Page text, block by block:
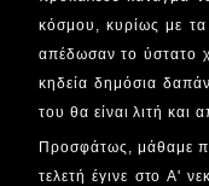
κόσμου, κυρίως με
απέδωσαν το ύστατο
κηδεία δημόσια
του θα είναι λιτή και
Προσφάτως, μάθαμε
τελετή έγινε στο Α'